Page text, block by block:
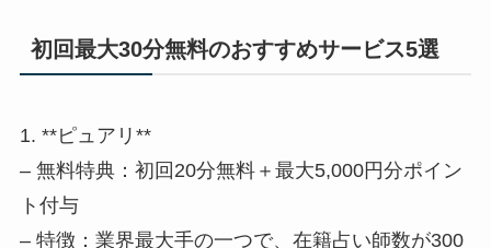
初回最大30分無料のおすすめサービス5選
1. **ピュアリ**
– 無料特典：初回20分無料＋最大5,000円分ポイン
ト付与
– 特徴：業界最大手の一つで、在籍占い師数が300